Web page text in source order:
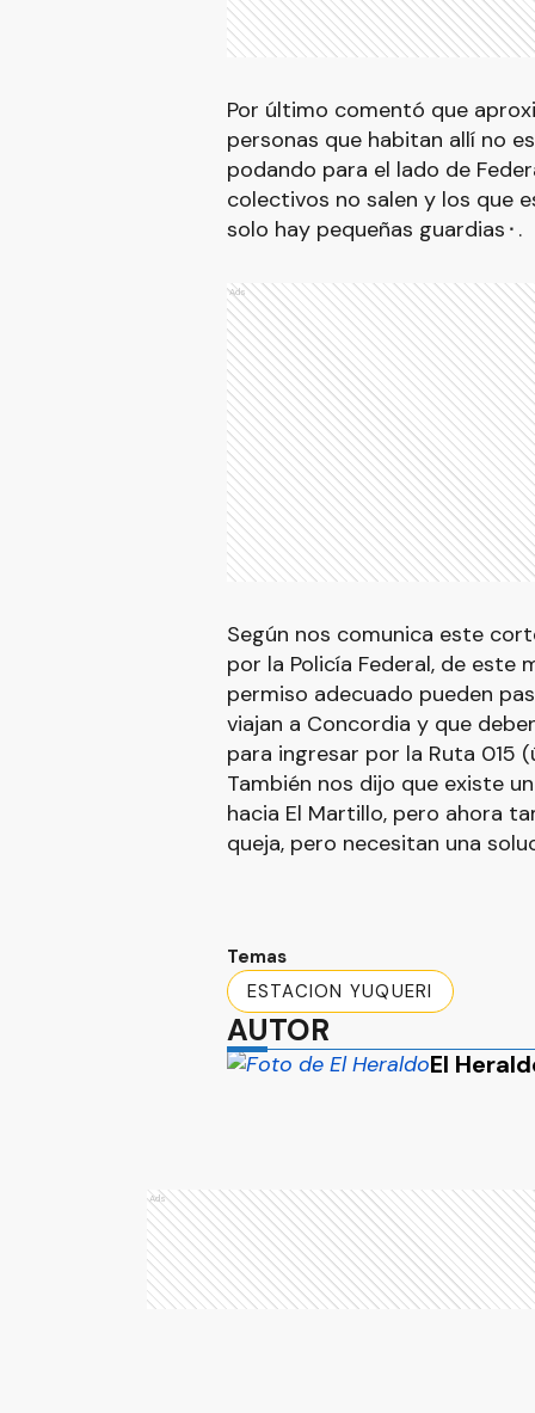
Por último comentó que
personas que habitan allí no
podando para el lado de
colectivos no salen y los que
solo hay pequeñas guardias⬝.
Ads
Según nos comunica este
por la Policía Federal, de este
permiso adecuado pueden
viajan a Concordia y que
para ingresar por la Ruta 015
También nos dijo que existe
hacia El Martillo, pero ahora
queja, pero necesitan una
Temas
ESTACION YUQUERI
AUTOR
El
Ads